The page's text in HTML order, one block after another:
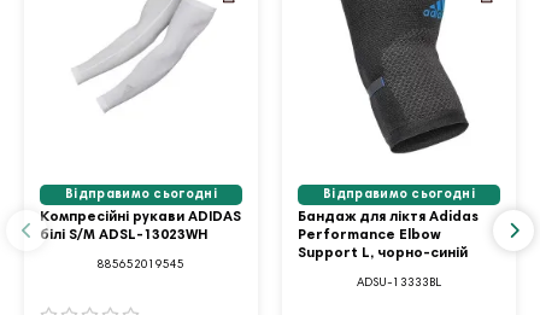
Відправимо сьогодні
Компресійні рукави ADIDAS
білі S/M ADSL-13023WH
885652019545
Відправимо сьогодні
Бандаж для ліктя Adidas
Performance Elbow
Support L, чорно-синій
ADSU-13333BL